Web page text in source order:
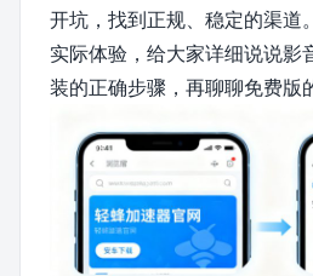
开坑，找到正规、稳定的渠道
实际体验，给大家详细说说影
装的正确步骤，再聊聊免费版